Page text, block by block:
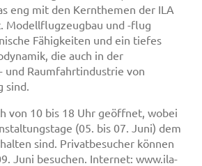
eng mit den Kernthemen der ILA
Modellflugzeugbau und -flug
Fähigkeiten und ein tiefes
die auch in der
und Raumfahrtindustrie von
von 10 bis 18 Uhr geöffnet, wobei
(05. bis 07. Juni) dem
sind. Privatbesucher können
Juni besuchen. Internet: www.ila-